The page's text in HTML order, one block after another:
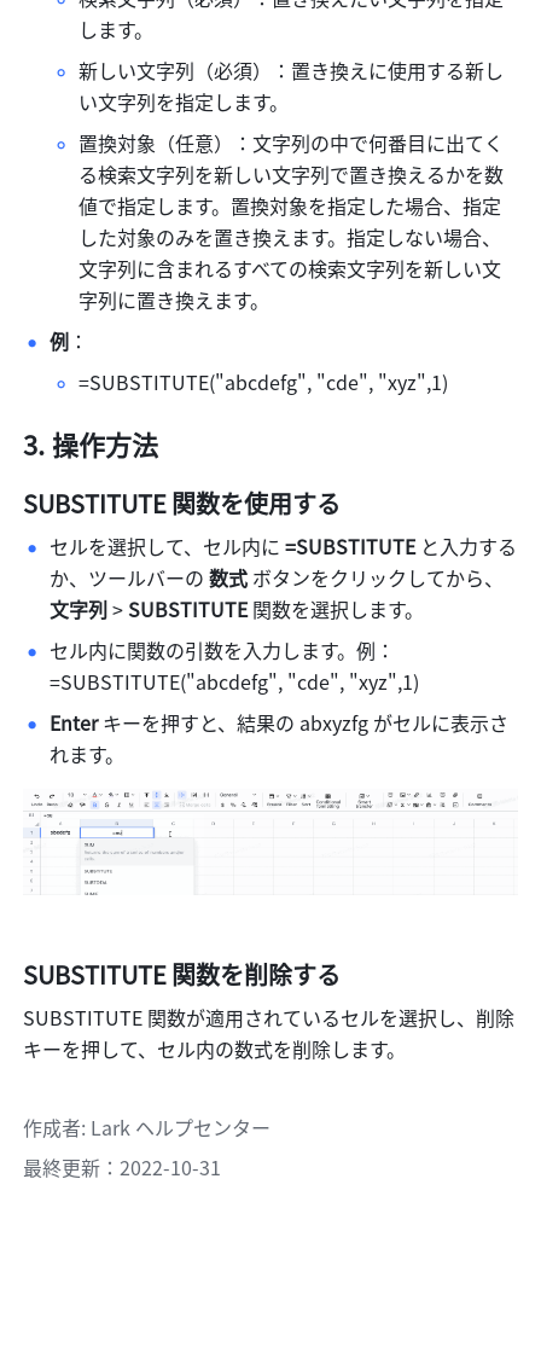
します。
新しい文字列（必須）：置き換えに使用する新し
い文字列を指定します。
置換対象（任意）：文字列の中で何番目に出てく
る検索文字列を新しい文字列で置き換えるかを数
値で指定します。置換対象を指定した場合、指定
した対象のみを置き換えます。指定しない場合、
文字列に含まれるすべての検索文字列を新しい文
字列に置き換えます。
例 ：
=SUBSTITUTE("abcdefg", "cde", "xyz",1)
操作方法
SUBSTITUTE 関数を使用する
セルを選択して、セル内に =SUBSTITUTE と入力する
か、ツールバーの 数式 ボタンをクリックしてから、
文字列 > SUBSTITUTE 関数を選択します。
セル内に関数の引数を入力します。例：
=SUBSTITUTE("abcdefg", "cde", "xyz",1)
Enter キーを押すと、結果の abxyzfg がセルに表示さ
れます。
SUBSTITUTE 関数を削除する
SUBSTITUTE 関数が適用されているセルを選択し、削除
キーを押して、セル内の数式を削除します。
作成者: Lark ヘルプセンター
最終更新：2022-10-31